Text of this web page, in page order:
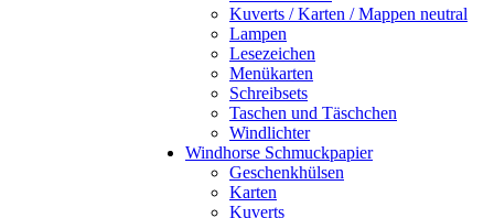
Kuverts / Karten / Mappen neutral
Lampen
Lesezeichen
Menükarten
Schreibsets
Taschen und Täschchen
Windlichter
Windhorse Schmuckpapier
Geschenkhülsen
Karten
Kuverts